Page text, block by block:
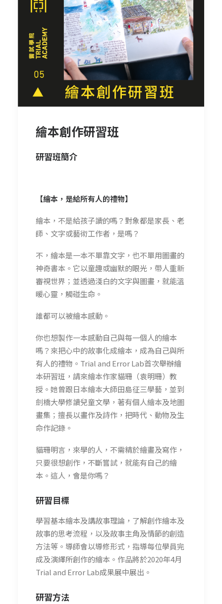
繪本創作研習班
研習班簡介
【繪本，是給所有人的禮物】
繪本，不是給孩子讀的嗎？對象都是家長、老
師、文字或藝術工作者，是嗎？
不，繪本是一本不單靠文字，也不單用圖畫的
神奇書本。它以童趣或幽默的眼光，帶人重新
審視世界；並透過淺白的文字與圖畫，就能溫
暖心靈，觸碰生命。
誰都可以被繪本感動。
你也想製作一本感動自己與每一個人的繪本
嗎？來把心中的故事化成繪本，成為自己與所
有人的禮物。Trial and Error Lab首次舉辦繪
本研習班，請來繪本作家貓珊（袁明珊）教
授。她曾跟日本繪本大師田島征三學藝，並到
劍橋大學修讀兒童文學，著有個人繪本及地圖
畫集；擅長以畫作及詩作，把時代、動物及生
命作記錄。
貓珊明言，來學的人，不需精於繪畫及寫作，
只要很想創作，不斷嘗試，就能有自己的繪
本。這人，會是你嗎？
研習目標
學習基本繪本及講故事理論，了解創作繪本及
故事的思考流程，以及故事主角及情節的創造
方法等。導師會以導修形式，指導每位學員完
成及演繹所創作的繪本。作品將於2020年4月
Trial and Error Lab成果展中展出。
研習方法